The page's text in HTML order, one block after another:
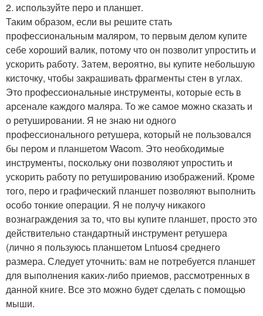
2. используйте перо и планшет.
Таким образом, если вы решите стать
профессиональным маляром, то первым делом купите
себе хороший валик, потому что он позволит упростить и
ускорить работу. Затем, вероятно, вы купите небольшую
кисточку, чтобы закрашивать фрагменты стен в углах.
Это профессиональные инструменты, которые есть в
арсенале каждого маляра. То же самое можно сказать и
о ретушировании. Я не знаю ни одного
профессионального ретушера, который не пользовался
бы пером и планшетом Wacom. Это необходимые
инструменты, поскольку они позволяют упростить и
ускорить работу по ретушированию изображений. Кроме
того, перо и графический планшет позволяют выполнить
особо тонкие операции. Я не получу никакого
вознаграждения за то, что вы купите планшет, просто это
действительно стандартный инструмент ретушера
(лично я пользуюсь планшетом Lntuos4 среднего
размера. Следует уточнить: вам не потребуется планшет
для выполнения каких-либо приемов, рассмотренных в
данной книге. Все это можно будет сделать с помощью
мыши.